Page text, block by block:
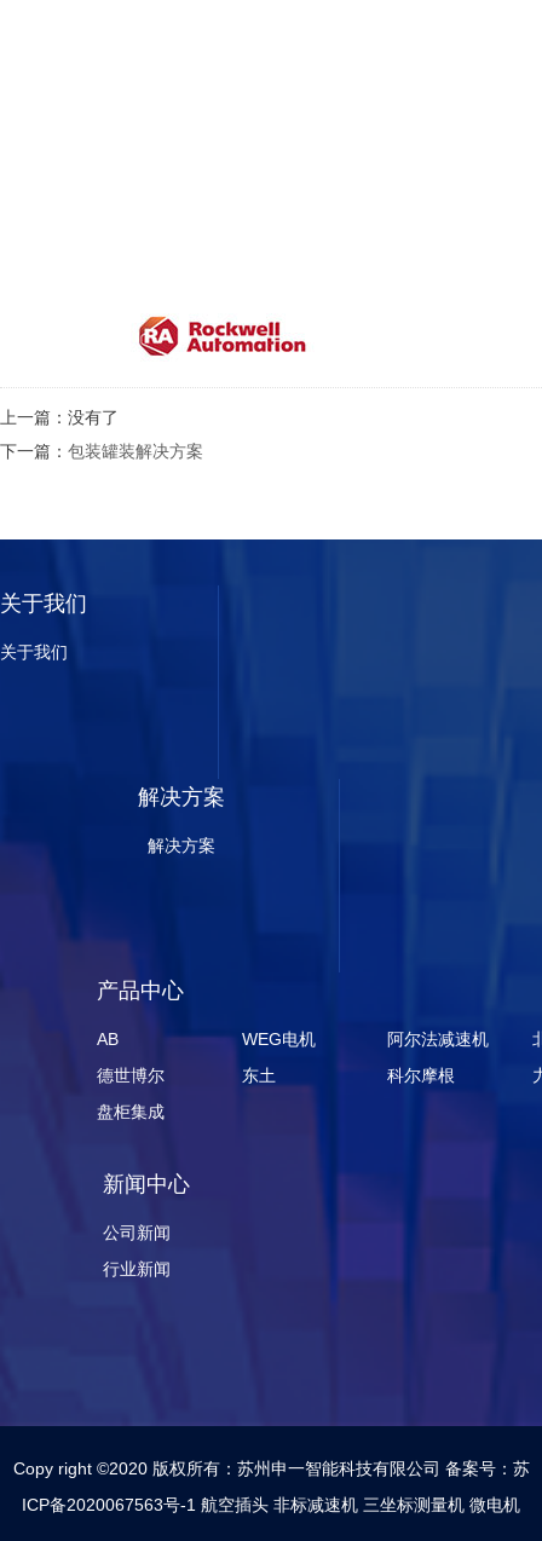
上一篇：没有了
下一篇： 包装罐装解决方案
关于我们
关于我们
解决方案
解决方案
产品中心
AB WEG电机 阿尔法减速机
德世博尔
东土 科尔摩根
盘柜集成
新闻中心
公司新闻
行业新闻
Copy right ©2020 版权所有： 苏州申一智能科技有限公司 备案号： 苏
ICP备2020067563号-1 航空插头 非标减速机 三坐标测量机 微电机